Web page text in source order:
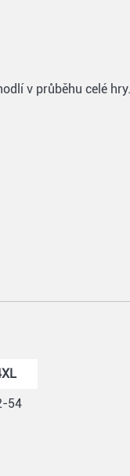
v průběhu celé hry.
54